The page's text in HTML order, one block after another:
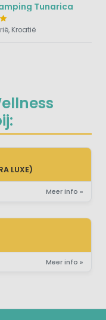
LUXE)
Meer info »
Meer info »
Tunarica
Kroatië